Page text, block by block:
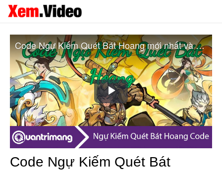
Play
Video
Code Ngự Kiếm Quét Bát Hoang mới nhất và cách đổi code
Code Ngự Kiếm Quét Bát